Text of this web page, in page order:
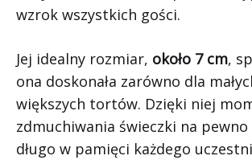
wzrok wszystkich gości.
Jej idealny rozmiar, około 7 cm,
ona doskonała zarówno dla
większych tortów. Dzięki niej
zdmuchiwania świeczki na
długo w pamięci każdego